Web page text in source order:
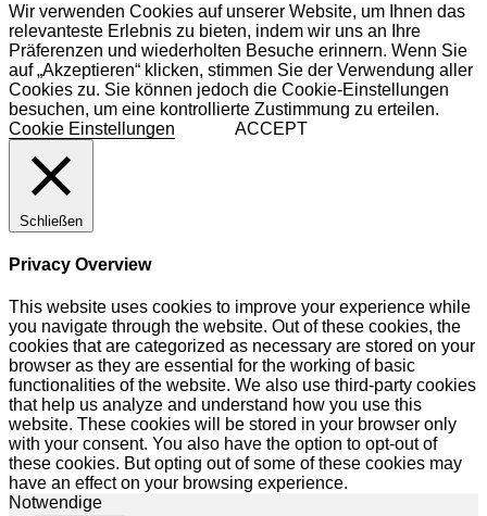
Wir verwenden Cookies auf unserer Website, um Ihnen das
relevanteste Erlebnis zu bieten, indem wir uns an Ihre
Präferenzen und wiederholten Besuche erinnern. Wenn Sie
auf „Akzeptieren“ klicken, stimmen Sie der Verwendung aller
Cookies zu. Sie können jedoch die Cookie-Einstellungen
besuchen, um eine kontrollierte Zustimmung zu erteilen.
Cookie Einstellungen
ACCEPT
Schließen
Privacy Overview
This website uses cookies to improve your experience while
you navigate through the website. Out of these cookies, the
cookies that are categorized as necessary are stored on your
browser as they are essential for the working of basic
functionalities of the website. We also use third-party cookies
that help us analyze and understand how you use this
website. These cookies will be stored in your browser only
with your consent. You also have the option to opt-out of
these cookies. But opting out of some of these cookies may
have an effect on your browsing experience.
Notwendige